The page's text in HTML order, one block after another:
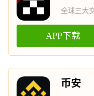
全球三大
APP下载
币安